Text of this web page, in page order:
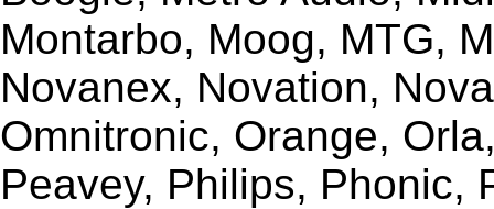
Montarbo, Moog, MTG,
Novanex, Novation,
Omnitronic, Orange,
Peavey, Philips, Phonic,